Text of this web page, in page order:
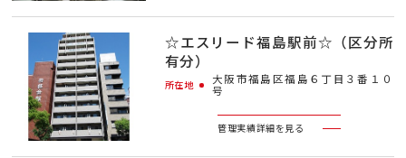
☆エスリード福島駅前☆（区分所
有分）
所在地
大阪市福島区福島６丁目３番１０
号
管理実績詳細を見る